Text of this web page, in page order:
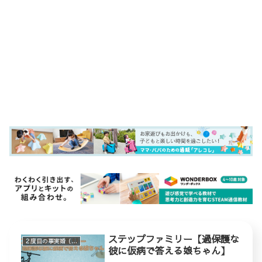
２度目の事実婚（ステップファミリー）
ステップファミリー【過保護な
彼に仮病で答える娘ちゃん】